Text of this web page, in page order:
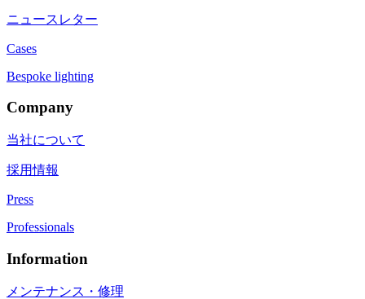
ニュースレター
Cases
Bespoke lighting
Company
当社について
採用情報
Press
Professionals
Information
メンテナンス・修理